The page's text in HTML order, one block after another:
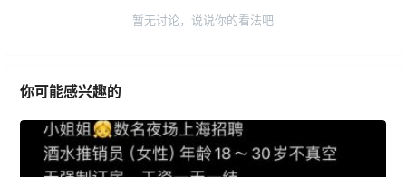
暂无讨论，说说你的看法吧
你可能感兴趣的